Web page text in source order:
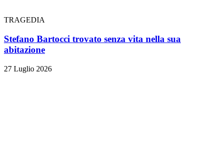
TRAGEDIA
Stefano Bartocci trovato senza vita nella sua
abitazione
27 Luglio 2026